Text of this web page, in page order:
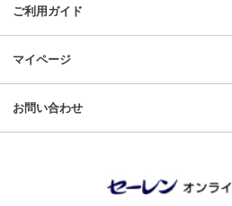
ご利用ガイド
マイページ
お問い合わせ